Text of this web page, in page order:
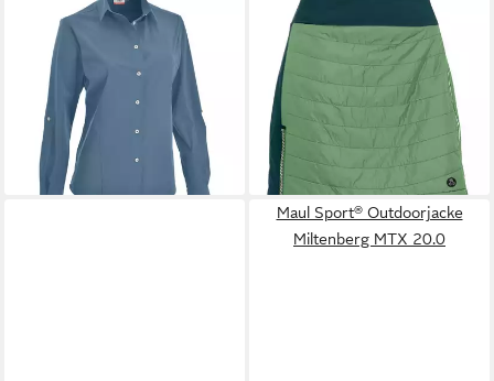
MAUL SPORT®
Outdoorbluse Bluse
Traualpsee fresh
80,75 €
lieferbar - in 2-3 Werktagen bei dir
MAUL SPORT®
Hosenrock Rock Brünnstein
XT
79,16 €
UVP 89,95 €
-12%
lieferbar - in 3-4 Werktagen bei dir
Maul Sport® Outdoorjacke
Miltenberg MTX 20.0